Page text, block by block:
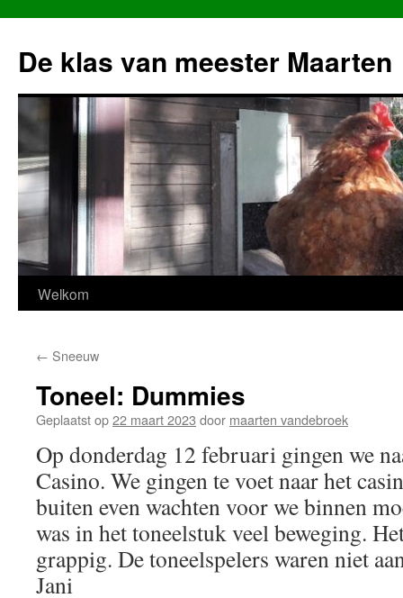
de
inhoud
De klas van meester Maarten
Welkom
← Sneeuw
Toneel: Dummies
Geplaatst op22 maart 2023 door maarten vandebroek
Op donderdag 12 februari gingen we
Casino. We gingen te voet naar het
buiten even wachten voor we binnen
was in het toneelstuk veel beweging.
grappig. De toneelspelers waren niet
Jani